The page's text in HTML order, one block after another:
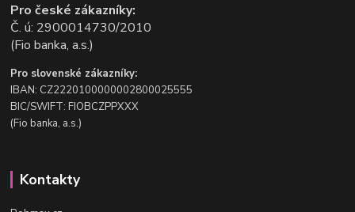
Pro české zákazníky:
Č. ú: 2900014730/2010
(Fio banka, a.s.)
Pro slovenské zákazníky:
IBAN: CZ2220100000002800025555
BIC/SWIFT: FIOBCZPPXXX
(Fio banka, a.s.)
Kontakty